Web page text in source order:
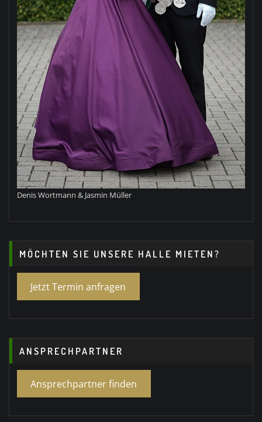
Denis Wortmann & Jasmin Müller
MÖCHTEN SIE UNSERE HALLE MIETEN?
Jetzt Termin anfragen
ANSPRECHPARTNER
Ansprechpartner finden